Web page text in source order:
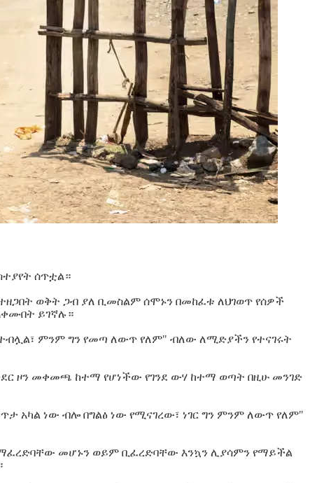
ሰጥቷል።
ወቅት ጋብ ያለ ቢመስልም ሰሞኑን በመከፈቱ ለህገወጥ የሰዎች
ይገኛሉ።
ተብሏል፣ ምንም ግን የመጣ ለውጥ የለም" ብለው ለሚድያችን የተናገሩት
ዞን መቀመጫ ከተማ የሆነችው የገንደ ውሃ ከተማ ወጣት በዚሁ መንገድ
አካል ነው ብሎ በግልፅ ነው የሚናገረው፣ ነገር ግን ምንም ለውጥ የለም"
መሆኑን ወይም ቢፈረድባቸው እንኳን ሊያሳምን የማይችል